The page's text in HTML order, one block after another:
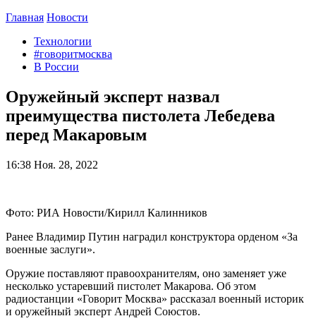
Главная Новости
Технологии
#говоритмосква
В России
Оружейный эксперт назвал
преимущества пистолета Лебедева
перед Макаровым
16:38 Ноя. 28, 2022
Фото: РИА Новости/Кирилл Калинников
Ранее Владимир Путин наградил конструктора орденом «За
военные заслуги».
Оружие поставляют правоохранителям, оно заменяет уже
несколько устаревший пистолет Макарова. Об этом
радиостанции «Говорит Москва» рассказал военный историк
и оружейный эксперт Андрей Союстов.